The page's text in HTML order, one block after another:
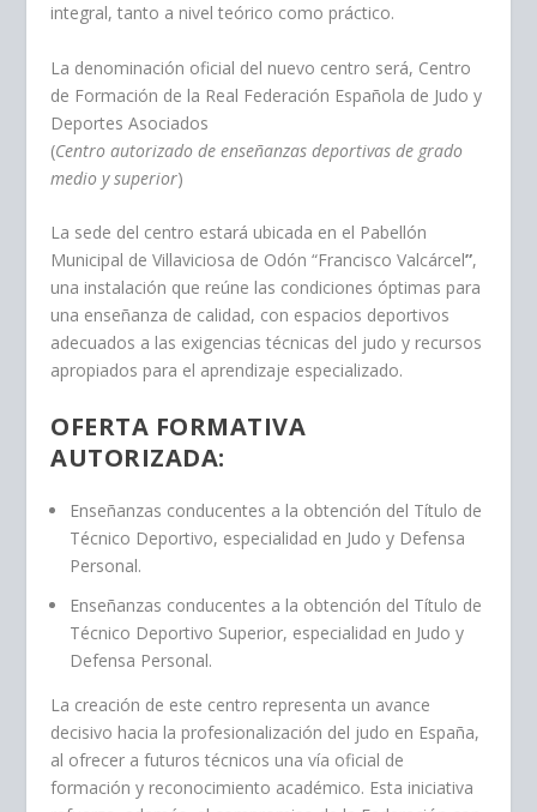
integral, tanto a nivel teórico como práctico.
La denominación oficial del nuevo centro será, Centro
de Formación de la Real Federación Española de Judo y
Deportes Asociados
(Centro autorizado de enseñanzas deportivas de grado
medio y superior)
La sede del centro estará ubicada en el Pabellón
Municipal de Villaviciosa de Odón “Francisco Valcárcel”,
una instalación que reúne las condiciones óptimas para
una enseñanza de calidad, con espacios deportivos
adecuados a las exigencias técnicas del judo y recursos
apropiados para el aprendizaje especializado.
OFERTA FORMATIVA
AUTORIZADA:
Enseñanzas conducentes a la obtención del Título de
Técnico Deportivo, especialidad en Judo y Defensa
Personal.
Enseñanzas conducentes a la obtención del Título de
Técnico Deportivo Superior, especialidad en Judo y
Defensa Personal.
La creación de este centro representa un avance
decisivo hacia la profesionalización del judo en España,
al ofrecer a futuros técnicos una vía oficial de
formación y reconocimiento académico. Esta iniciativa